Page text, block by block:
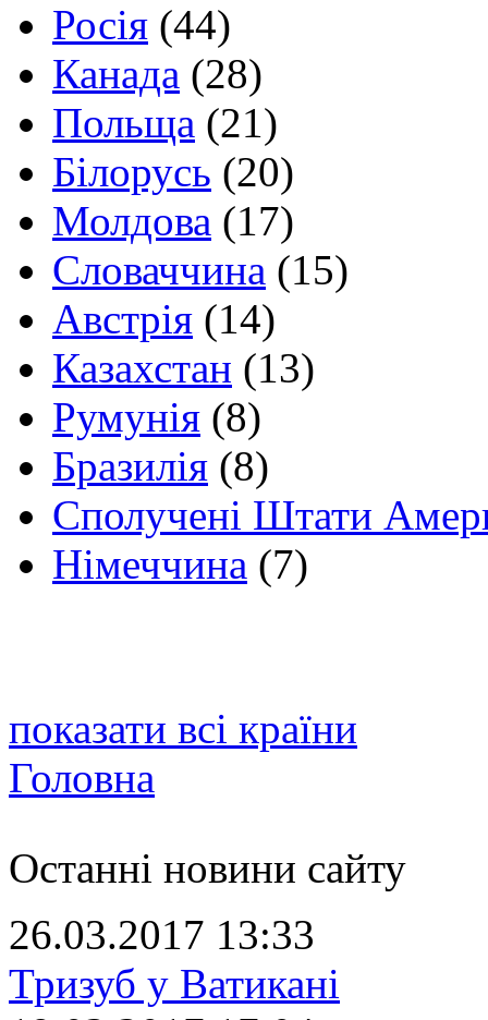
Росія (44)
Канада (28)
Польща (21)
Білорусь (20)
Молдова (17)
Словаччина (15)
Австрія (14)
Казахстан (13)
Румунія (8)
Бразилія (8)
Сполучені Штати
Німеччина (7)
показати всі країни
Головна
Останні новини сайту
26.03.2017 13:33
Тризуб у Ватикані